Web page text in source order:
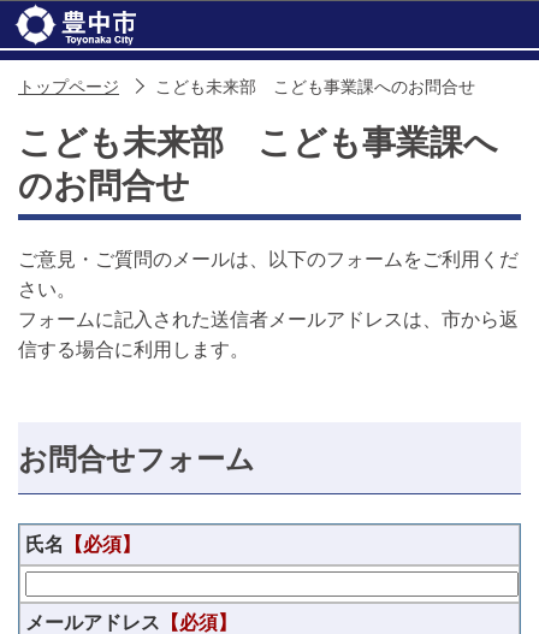
トップページ こども未来部 こども事業課へのお問合せ
こども未来部 こども事業課へ
のお問合せ
ご意見・ご質問のメールは、以下のフォームをご利用くだ
さい。
フォームに記入された送信者メールアドレスは、市から返
信する場合に利用します。
お問合せフォーム
氏名 【必須】
メールアドレス 【必須】